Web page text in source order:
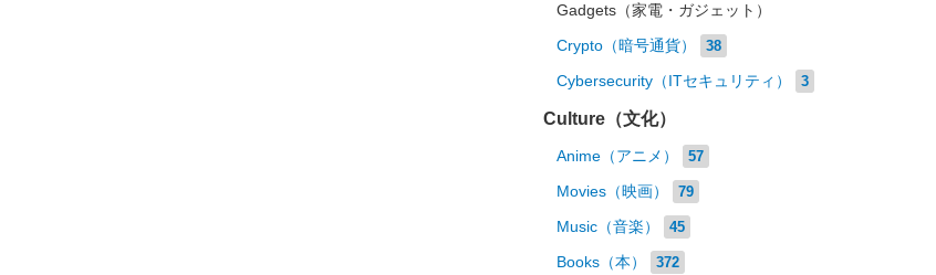
Gadgets（家電・ガジェット）
Crypto（暗号通貨） 38
Cybersecurity（ITセキュリティ） 3
Culture（文化）
Anime（アニメ） 57
Movies（映画） 79
Music（音楽） 45
Books（本） 372